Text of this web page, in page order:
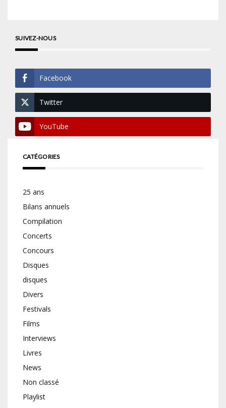
SUIVEZ-NOUS
Facebook
Twitter
YouTube
CATÉGORIES
25 ans
Bilans annuels
Compilation
Concerts
Concours
Disques
disques
Divers
Festivals
Films
Interviews
Livres
News
Non classé
Playlist